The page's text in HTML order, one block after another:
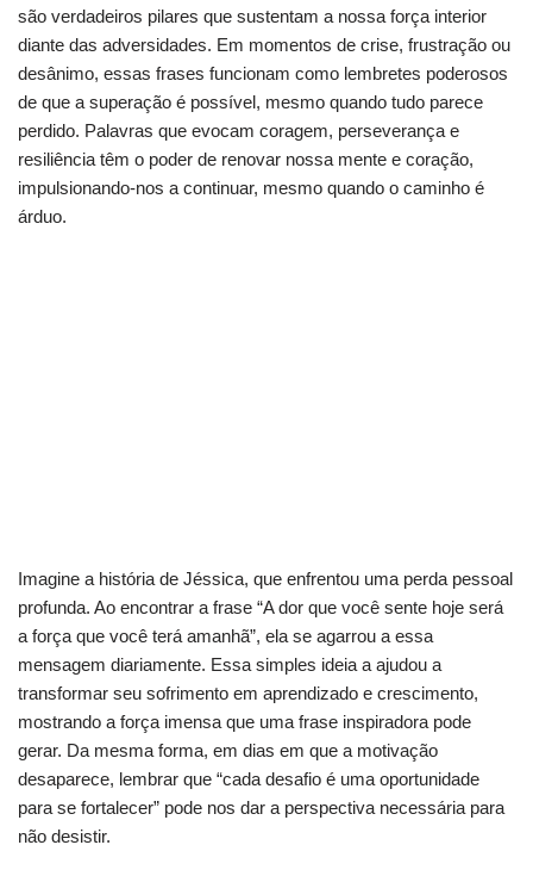
são verdadeiros pilares que sustentam a nossa força interior
diante das adversidades. Em momentos de crise, frustração ou
desânimo, essas frases funcionam como lembretes poderosos
de que a superação é possível, mesmo quando tudo parece
perdido. Palavras que evocam coragem, perseverança e
resiliência têm o poder de renovar nossa mente e coração,
impulsionando-nos a continuar, mesmo quando o caminho é
árduo.
Imagine a história de Jéssica, que enfrentou uma perda pessoal
profunda. Ao encontrar a frase “A dor que você sente hoje será
a força que você terá amanhã”, ela se agarrou a essa
mensagem diariamente. Essa simples ideia a ajudou a
transformar seu sofrimento em aprendizado e crescimento,
mostrando a força imensa que uma frase inspiradora pode
gerar. Da mesma forma, em dias em que a motivação
desaparece, lembrar que “cada desafio é uma oportunidade
para se fortalecer” pode nos dar a perspectiva necessária para
não desistir.